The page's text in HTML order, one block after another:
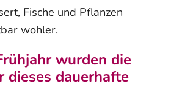
Fische und Pflanzen
wohler.
wurden die
dieses dauerhafte